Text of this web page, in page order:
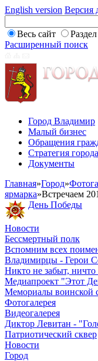
English version Версия
Весь сайт
Раздел
Расширенный поиск
Город Владимир
Малый бизнес
Обращения
Стратегия города
Документы
Главная»Город»
ярмарка»Встречаем
День Победы
Новости
Бессмертный полк
Вспомним всех
Владимирцы - Герои
Никто не забыт, ничто
Медиапроект "Этот
Мемориалы воинской
Фотогалерея
Видеогалерея
Диктор Левитан -
Патриотический сквер
Новости
Город